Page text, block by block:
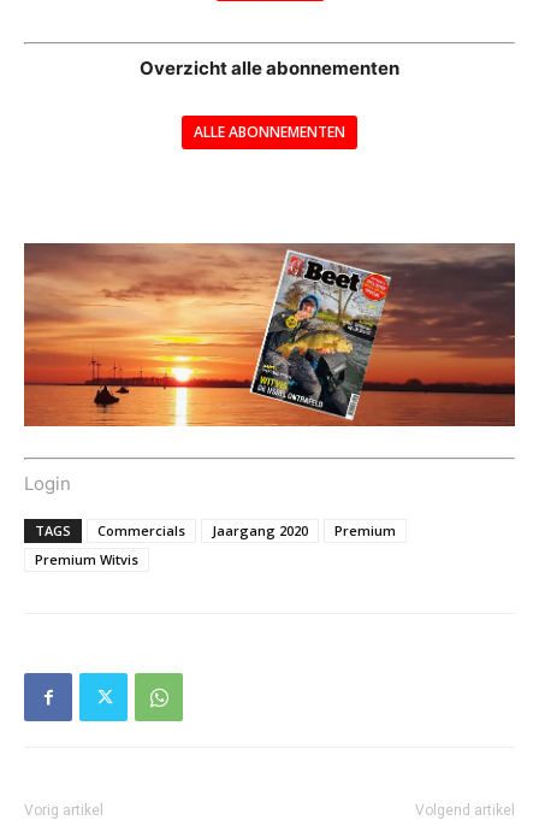
Overzicht alle abonnementen
ALLE ABONNEMENTEN
Login
TAGS Commercials Jaargang 2020
Premium
Premium Witvis
Vorig artikel Volgend artikel